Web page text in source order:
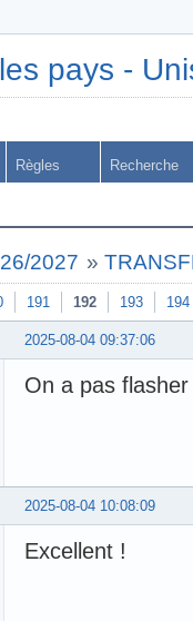
pays -
Règles Recherche
2027 »
191 192 193 194
2025-08-04 09:37:06
On a pas
2025-08-04 10:08:09
Excellent !